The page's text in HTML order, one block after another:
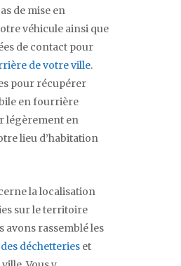
de mise en
véhicule ainsi que
de contact pour
de votre ville.
pour récupérer
en fourrière
légèrement en
lieu d’habitation
la localisation
sur le territoire
avons rassemblé les
déchetteries et